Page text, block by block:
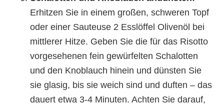
Erhitzen Sie in einem großen, schweren Topf
oder einer Sauteuse 2 Esslöffel Olivenöl bei
mittlerer Hitze. Geben Sie die für das Risotto
vorgesehenen fein gewürfelten Schalotten
und den Knoblauch hinein und dünsten Sie
sie glasig, bis sie weich sind und duften – das
dauert etwa 3-4 Minuten. Achten Sie darauf,